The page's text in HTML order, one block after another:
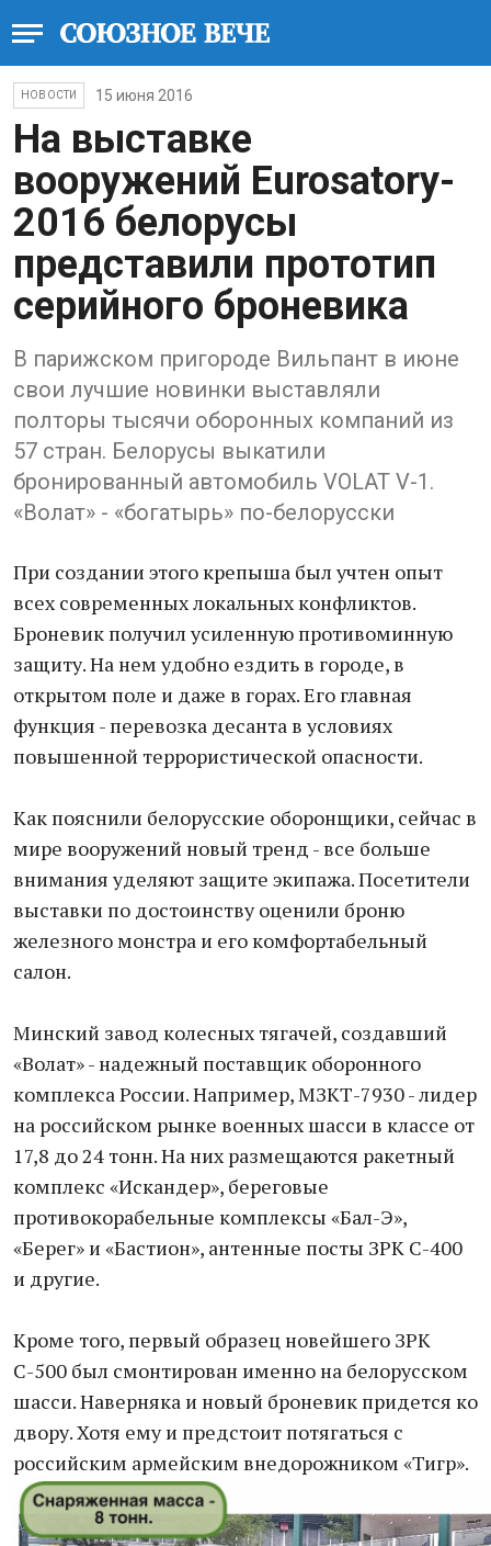
НОВОСТИ 15 июня 2016
На выставке
вооружений Eurosatory-
2016 белорусы
представили прототип
серийного броневика
В парижском пригороде Вильпант в июне
свои лучшие новинки выставляли
полторы тысячи оборонных компаний из
57 стран. Белорусы выкатили
бронированный автомобиль VOLAT V-1.
«Волат» - «богатырь» по-белорусски
При создании этого крепыша был учтен опыт
всех современных локальных конфликтов.
Броневик получил усиленную противоминную
защиту. На нем удобно ездить в городе, в
открытом поле и даже в горах. Его главная
функция - перевозка десанта в условиях
повышенной террористической опасности.
Как пояснили белорусские оборонщики, сейчас в
мире вооружений новый тренд - все больше
внимания уделяют защите экипажа. Посетители
выставки по достоинству оценили броню
железного монстра и его комфортабельный
салон.
Минский завод колесных тягачей, создавший
«Волат» - надежный поставщик оборонного
комплекса России. Например, МЗКТ-7930 - лидер
на российском рынке военных шасси в классе от
17,8 до 24 тонн. На них размещаются ракетный
комплекс «Искандер», береговые
противокорабельные комплексы «Бал-Э»,
«Берег» и «Бастион», антенные посты ЗРК С-400
и другие.
Кроме того, первый образец новейшего ЗРК
С-500 был смонтирован именно на белорусском
шасси. Наверняка и новый броневик придется ко
двору. Хотя ему и предстоит потягаться с
российским армейским внедорожником «Тигр».